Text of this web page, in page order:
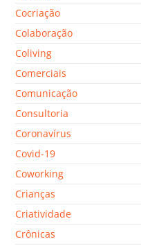
Cocriação
Colaboração
Coliving
Comerciais
Comunicação
Consultoria
Coronavírus
Covid-19
Coworking
Crianças
Criatividade
Crônicas